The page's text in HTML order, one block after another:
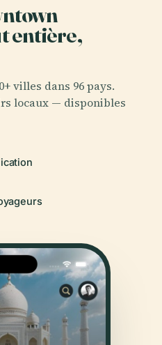
entière,
villes dans 96 pays.
locaux — disponibles